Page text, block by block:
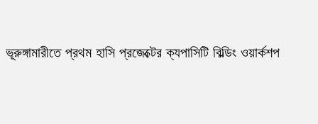
ভূরুঙ্গামারীতে প্রথম হাসি প্রজেক্টের ক্যপাসিটি বিল্ডিং ওয়ার্কশপ